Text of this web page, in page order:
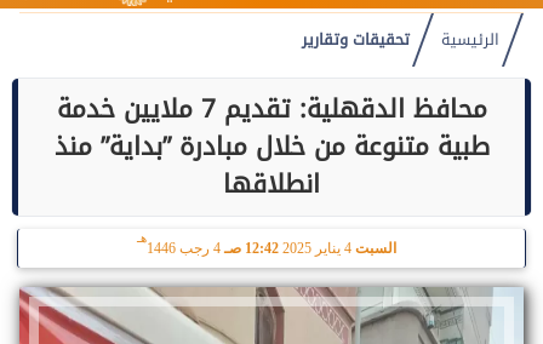
الرئيسية تحقيقات وتقارير
محافظ الدقهلية: تقديم 7 ملايين خدمة
طبية متنوعة من خلال مبادرة ”بداية” منذ
انطلاقها
السبت 12:42 صـ 4 رجب 1446
هـ